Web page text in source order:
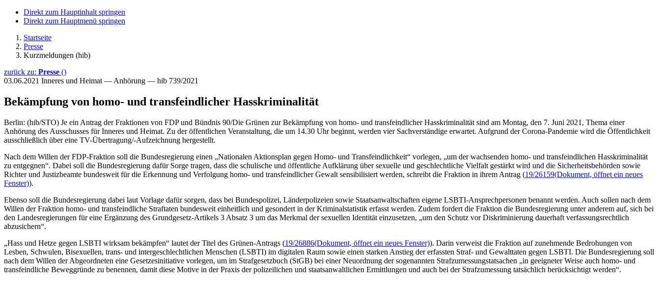
Direkt zum Hauptinhalt springen
Direkt zum Hauptmenü springen
Startseite
Presse
Kurzmeldungen (hib)
zurück zu: Presse ()
03.06.2021 Inneres und Heimat — Anhörung — hib 739/2021
Bekämpfung von homo- und transfeindlicher Hasskriminalität
Berlin: (hib/STO) Je ein Antrag der Fraktionen von FDP und Bündnis 90/Die Grünen zur Bekämpfung von homo- und transfeindlicher Hasskriminalität sind am Montag, den 7. Juni 2021, Thema einer
Anhörung des Ausschusses für Inneres und Heimat. Zu der öffentlichen Veranstaltung, die um 14.30 Uhr beginnt, werden vier Sachverständige erwartet. Aufgrund der Corona-Pandemie wird die Öffentlichkeit
ausschließlich über eine TV-Übertragung/-Aufzeichnung hergestellt.
Nach dem Willen der FDP-Fraktion soll die Bundesregierung einen „Nationalen Aktionsplan gegen Homo- und Transfeindlichkeit“ vorlegen, „um der wachsenden homo- und transfeindlichen Hasskriminalität
zu entgegnen“. Dabei soll die Bundesregierung dafür Sorge tragen, dass die schulische und öffentliche Aufklärung über sexuelle und geschlechtliche Vielfalt gestärkt wird und die Sicherheitsbehörden sowie
Richter und Justizbeamte bundesweit für die Erkennung und Verfolgung homo- und transfeindlicher Gewalt sensibilisiert werden, schreibt die Fraktion in ihrem Antrag (19/26159(Dokument, öffnet ein neues
Fenster)).
Ebenso soll die Bundesregierung dabei laut Vorlage dafür sorgen, dass bei Bundespolizei, Länderpolizeien sowie Staatsanwaltschaften eigene LSBTI-Ansprechpersonen benannt werden. Auch sollen nach dem
Willen der Fraktion homo- und transfeindliche Straftaten bundesweit einheitlich und gesondert in der Kriminalstatistik erfasst werden. Zudem fordert die Fraktion die Bundesregierung unter anderem auf, sich bei
den Landesregierungen für eine Ergänzung des Grundgesetz-Artikels 3 Absatz 3 um das Merkmal der sexuellen Identität einzusetzen, „um den Schutz vor Diskriminierung dauerhaft verfassungsrechtlich
abzusichern“.
„Hass und Hetze gegen LSBTI wirksam bekämpfen“ lautet der Titel des Grünen-Antrags (19/26886(Dokument, öffnet ein neues Fenster)). Darin verweist die Fraktion auf zunehmende Bedrohungen von
Lesben, Schwulen, Bisexuellen, trans- und intergeschlechtlichen Menschen (LSBTI) im digitalen Raum sowie einen starken Anstieg der erfassten Straf- und Gewalttaten gegen LSBTI. Die Bundesregierung soll
nach dem Willen der Abgeordneten eine Gesetzesinitiative vorlegen, um im Strafgesetzbuch (StGB) bei einer Neuordnung der sogenannten Strafzumessungstatsachen „in geeigneter Weise auch homo- und
transfeindliche Beweggründe zu benennen, damit diese Motive in der Praxis der polizeilichen und staatsanwaltlichen Ermittlungen und auch bei der Strafzumessung tatsächlich berücksichtigt werden“.